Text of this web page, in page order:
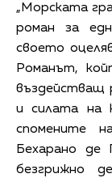
„Морската
роман за
своето
Романът,
въздействащ
и силата на
спомените
Бехарано де
безгрижно